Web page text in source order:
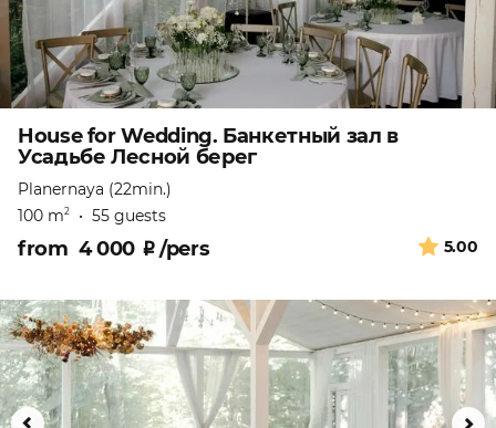
House for Wedding. Банкетный зал в
Усадьбе Лесной берег
Planernaya (22min.)
100 m2 • 55 guests
5.00
from 4 000 ₽/pers